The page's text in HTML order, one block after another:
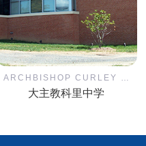
ARCHBISHOP CURLEY HIGH SCHOOL
大主教科里中学